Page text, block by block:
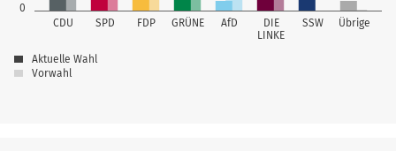
0
CDU SPD FDP GRÜNE AfD
DIE
LINKE
SSW Übrige
Aktuelle Wahl
Vorwahl